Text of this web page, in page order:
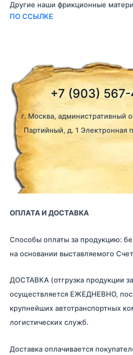
+7 (903)
г. Москва, административный
Партийный, д. 1 Электронная
ОПЛАТА И ДОСТАВКА
Способы оплаты за продукцию:
на основании выставляемого
ДОСТАВКА (отгрузка продукции
осуществляется ЕЖЕДНЕВНО,
крупнейших автотранспортных
логистических служб.
Доставка оплачивается
Другие наши фрикционные
ПО ССЫЛКЕ